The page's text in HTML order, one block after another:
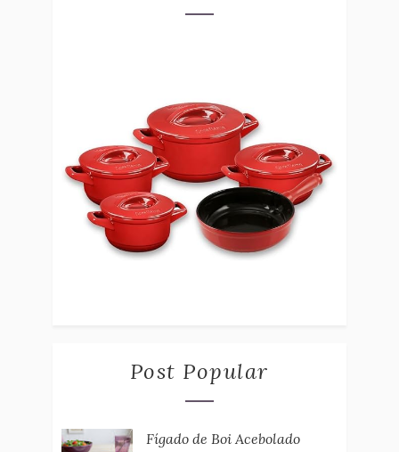
Post Popular
Fígado de Boi Acebolado